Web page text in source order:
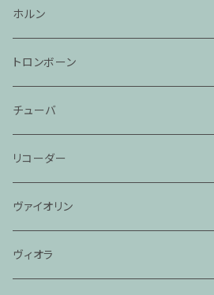
ホルン
トロンボーン
チューバ
リコーダー
ヴァイオリン
ヴィオラ